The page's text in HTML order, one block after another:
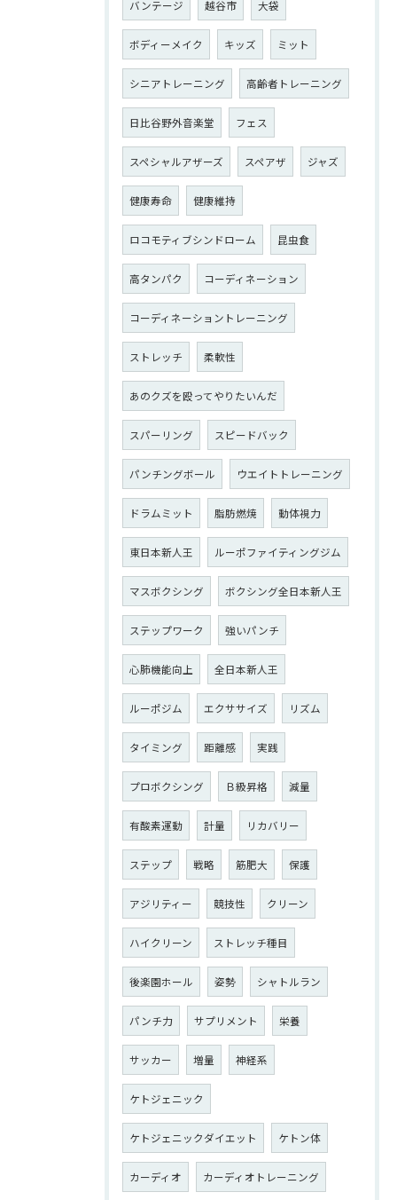
バンテージ 越谷市 大袋
ボディーメイク キッズ ミット
シニアトレーニング 高齢者トレーニング
日比谷野外音楽堂 フェス
スペシャルアザーズ スペアザ ジャズ
健康寿命 健康維持
ロコモティブシンドローム 昆虫食
高タンパク コーディネーション
コーディネーショントレーニング
ストレッチ 柔軟性
あのクズを殴ってやりたいんだ
スパーリング スピードバック
パンチングボール ウエイトトレーニング
ドラムミット 脂肪燃焼 動体視力
東日本新人王 ルーポファイティングジム
マスボクシング ボクシング全日本新人王
ステップワーク 強いパンチ
心肺機能向上 全日本新人王
ルーポジム エクササイズ リズム
タイミング 距離感 実践
プロボクシング Ｂ級昇格 減量
有酸素運動 計量 リカバリー
ステップ 戦略 筋肥大 保護
アジリティー 競技性 クリーン
ハイクリーン ストレッチ種目
後楽園ホール 姿勢 シャトルラン
パンチ力 サプリメント 栄養
サッカー 増量 神経系
ケトジェニック
ケトジェニックダイエット ケトン体
カーディオ カーディオトレーニング